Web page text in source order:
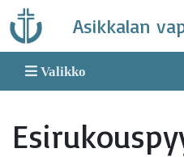
Skip
to
content
Asikkalan
Valikko